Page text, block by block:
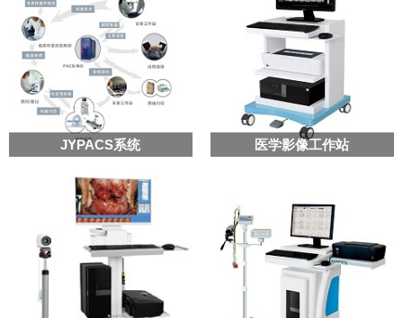
JYPACS系统 医学影像工作站